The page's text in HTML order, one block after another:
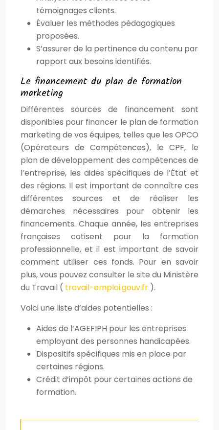
témoignages clients.
Évaluer les méthodes pédagogiques
proposées.
S’assurer de la pertinence du contenu par
rapport aux besoins identifiés.
Le financement du plan de formation
marketing
Différentes sources de financement sont
disponibles pour financer le plan de formation
marketing de vos équipes, telles que les OPCO
(Opérateurs de Compétences), le CPF, le
plan de développement des compétences de
l’entreprise, les aides spécifiques de l’État et
des régions. Il est important de connaître ces
différentes sources et de réaliser les
démarches nécessaires pour obtenir les
financements. Chaque année, les entreprises
françaises cotisent pour la formation
professionnelle, et il est important de savoir
comment utiliser ces fonds. Pour en savoir
plus, vous pouvez consulter le site du Ministère
du Travail ( travail-emploi.gouv.fr ).
Voici une liste d’aides potentielles :
Aides de l’AGEFIPH pour les entreprises
employant des personnes handicapées.
Dispositifs spécifiques mis en place par
certaines régions.
Crédit d’impôt pour certaines actions de
formation.